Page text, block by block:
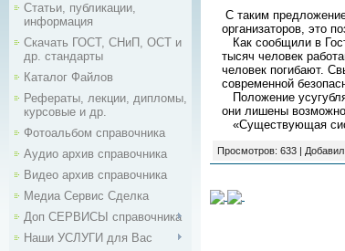
Статьи, публикации,
информация
Скачать ГОСТ, СНиП, ОСТ и
др. стандарты
Каталог Файлов
Рефераты, лекции, дипломы,
курсовые и др.
Фотоальбом справочника
Аудио архив справочника
Видео архив справочника
Медиа Сервис Сделка
Доп СЕРВИСЫ справочника
Наши УСЛУГИ для Вас
С таким
организаторов, это
Как сообщили в
тысяч человек
человек погибают.
современной
Положение
они лишены
«Существующая
Просмотров: 633 | Добавил: